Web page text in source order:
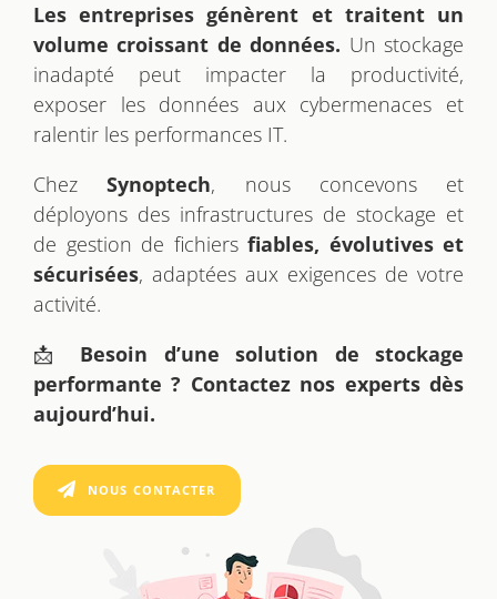
Les entreprises génèrent et traitent un
volume croissant de données. Un stockage
inadapté peut impacter la productivité,
exposer les données aux cybermenaces et
ralentir les performances IT.
ChezSynoptech, nous concevons et
déployons des infrastructures de stockage et
de gestion de fichiers fiables, évolutives et
sécurisées, adaptées aux exigences de votre
activité.
📩 Besoin d’une solution de stockage
performante ? Contactez nos experts dès
aujourd’hui.
NOUS CONTACTER